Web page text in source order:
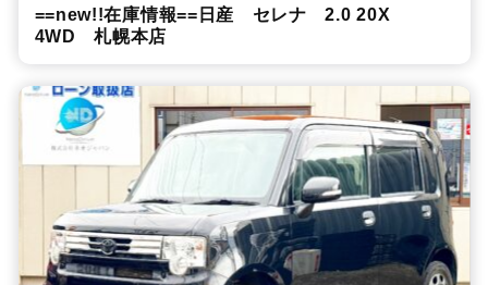
==new!!在庫情報==日産 セレナ 2.0 20X
4WD 札幌本店